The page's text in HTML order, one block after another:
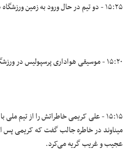
۱۵:۲۵ - دو تیم در حال ورود به زمین ورزشگاه هستند.
۱۵:۲۰ - موسیقی هواداری پرسپولیس در ورزشگاه در حال پخش است.
۱۵:۱۵ - علی کریمی خاطراتش را از تیم
میناوند در خاطره جالب گفت که کریمی پس
عجیب و غریب گریه می‌کرد.